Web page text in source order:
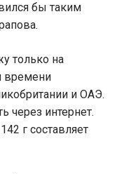
бы таким
только на
времени
и ОАЭ.
через интернет.
г составляет